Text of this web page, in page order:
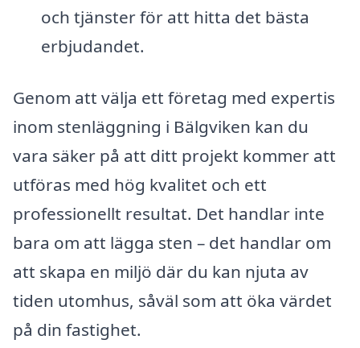
och tjänster för att hitta det bästa
erbjudandet.
Genom att välja ett företag med expertis
inom stenläggning i Bälgviken kan du
vara säker på att ditt projekt kommer att
utföras med hög kvalitet och ett
professionellt resultat. Det handlar inte
bara om att lägga sten – det handlar om
att skapa en miljö där du kan njuta av
tiden utomhus, såväl som att öka värdet
på din fastighet.